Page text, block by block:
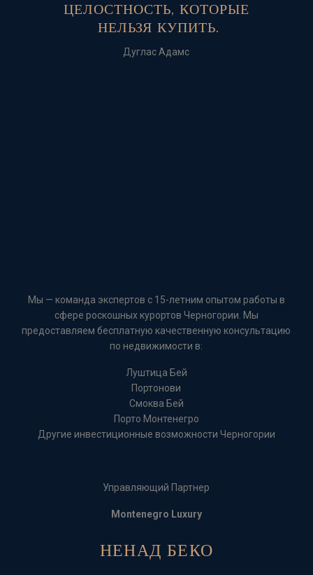
ЦЕЛОСТНОСТЬ, КОТОРЫЕ
НЕЛЬЗЯ КУПИТЬ.
Дуглас Адамс
Мы — команда экспертов с 15-летним опытом работы в
сфере роскошных курортов Черногории. Мы
предоставляем бесплатную качественную консультацию
по недвижимости в:
Луштица Бей
Портонови
Смоква Бей
Порто Монтенегро
Другие инвестиционные возможности Черногории
Управляющий Партнер
Montenegro Luxury
НЕНАД БЕКО